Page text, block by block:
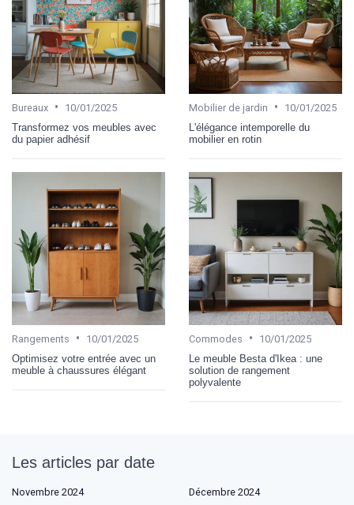
Bureaux •
10/01/2025
Transformez vos meubles avec
du papier adhésif
Mobilier de jardin •
10/01/2025
L'élégance intemporelle du
mobilier en rotin
Rangements •
10/01/2025
Optimisez votre entrée avec un
meuble à chaussures élégant
Commodes •
10/01/2025
Le meuble Besta d'Ikea : une
solution de rangement
polyvalente
Les articles par date
Novembre 2024
Décembre 2024